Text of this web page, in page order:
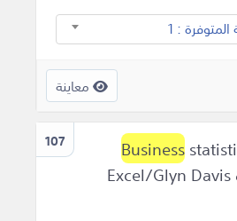
: 1
معاينة
107 Business
Excel/Glyn